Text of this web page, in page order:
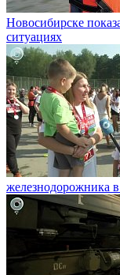
Новосибирске
ситуациях
железнодорожника